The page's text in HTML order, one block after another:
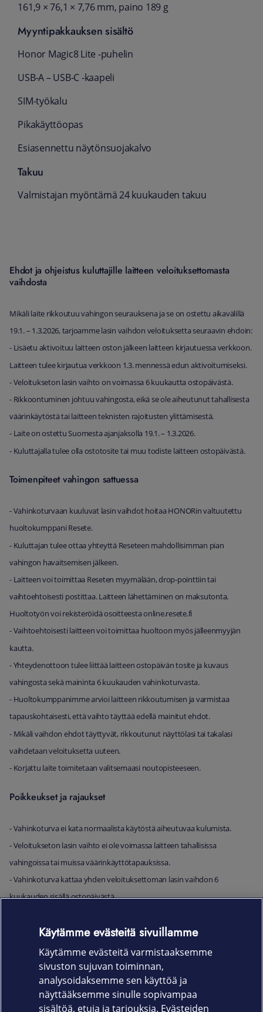
161,9 × 76,1 × 7,76 mm, paino 189 g
Myyntipakkauksen sisältö
Honor Magic8 Lite -puhelin
USB-A – USB-C -kaapeli
SIM-työkalu
Pikakäyttöopas
Esiasennettu näytönsuojakalvo
Takuu
Valmistajan myöntämä 24 kuukauden takuu
Ehdot ja ohjeistus kuluttajille laitteen veloituksettomasta
vaihdosta​
Mikäli laite rikkoutuu vahingon seurauksena ja se on ostettu aikavälillä
19.1. – 1.3.2026, tarjoamme lasin vaihdon veloituksetta seuraavin ehdoin:
- Lisäetu aktivoituu laitteen oston jälkeen laitteen kirjautuessa verkkoon.
Laitteen tulee kirjautua verkkoon 1.3. mennessä edun aktivoitumiseksi.
- Veloitukseton lasin vaihto on voimassa 6 kuukautta ostopäivästä.
- Rikkoontuminen johtuu vahingosta, eikä se ole aiheutunut tahallisesta
väärinkäytöstä tai laitteen teknisten rajoitusten ylittämisestä.
- Laite on ostettu Suomesta ajanjaksolla 19.1. – 1.3.2026.
- Kuluttajalla tulee olla ostotosite tai muu todiste laitteen ostopäivästä.
Toimenpiteet vahingon sattuessa
- Vahinkoturvaan kuuluvat lasin vaihdot hoitaa HONORin valtuutettu
huoltokumppani Resete.
- Kuluttajan tulee ottaa yhteyttä Reseteen mahdollisimman pian
vahingon havaitsemisen jälkeen.
- Laitteen voi toimittaa Reseten myymälään, drop-pointtiin tai
vaihtoehtoisesti postittaa. Laitteen lähettäminen on maksutonta.
Huoltotyön voi rekisteröidä osoitteesta online.resete.fi
- Vaihtoehtoisesti laitteen voi toimittaa huoltoon myös jälleenmyyjän
kautta.
- Yhteydenottoon tulee liittää laitteen ostopäivän tosite ja kuvaus
vahingosta sekä maininta 6 kuukauden vahinkoturvasta.
- Huoltokumppanimme arvioi laitteen rikkoutumisen ja varmistaa
tapauskohtaisesti, että vaihto täyttää edellä mainitut ehdot.
- Mikäli vaihdon ehdot täyttyvät, rikkoutunut näyttölasi tai takalasi
vaihdetaan veloituksetta uuteen.
- Korjattu laite toimitetaan valitsemaasi noutopisteeseen.
Poikkeukset ja rajaukset
- Vahinkoturva ei kata normaalista käytöstä aiheutuvaa kulumista.
- Veloitukseton lasin vaihto ei ole voimassa laitteen tahallisissa
vahingoissa tai muissa väärinkäyttötapauksissa.
- Vahinkoturva kattaa yhden veloituksettoman lasin vaihdon 6
kuukauden sisällä ostopäivästä.
kuluttajan lakisääteisiin oikeuksiin.
- Kuluttaja vastaa laitteen toimittamisesta huoltoon, ellei jälleenmyyjä
toimi välittäjänä.
- Kuluttaja on vastuussa laitteen asianmukaisesta varmuuskopioinnista
sekä tietojen siirrosta uuteen laitteeseen.
Käytämme evästeitä sivuillamme
Käytämme evästeitä varmistaaksemme
sivuston sujuvan toiminnan,
analysoidaksemme sen käyttöä ja
näyttääksemme sinulle sopivampaa
sisältöä, etuja ja tarjouksia. Evästeiden